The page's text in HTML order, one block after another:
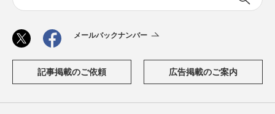
メールバックナンバー
記事掲載のご依頼 広告掲載のご案内